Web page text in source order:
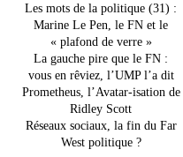
Les mots de la politique (31) :
Marine Le Pen, le FN et le
« plafond de verre »
La gauche pire que le FN :
vous en rêviez, l’UMP l’a dit
Prometheus, l’Avatar-isation de
Ridley Scott
Réseaux sociaux, la fin du Far
West politique ?